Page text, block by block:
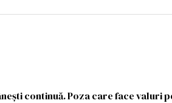
continuă. Poza care face valuri